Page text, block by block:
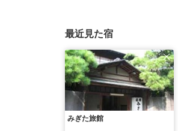
最近見た宿
みぎた旅館